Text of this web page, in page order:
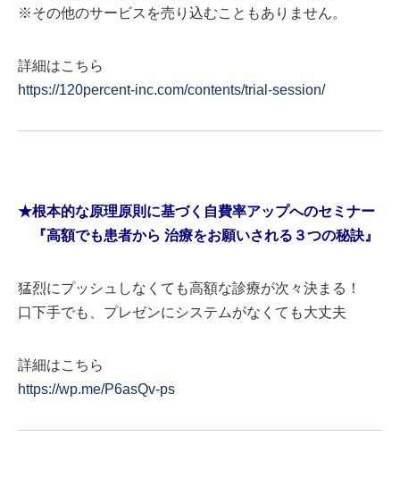
※その他のサービスを売り込むこともありません。
詳細はこちら
https://120percent-inc.com/contents/trial-session/
★根本的な原理原則に基づく自費率アップへのセミナー
『高額でも患者から 治療をお願いされる３つの秘訣』
猛烈にプッシュしなくても高額な診療が次々決まる！
口下手でも、プレゼンにシステムがなくても大丈夫
詳細はこちら
https://wp.me/P6asQv-ps